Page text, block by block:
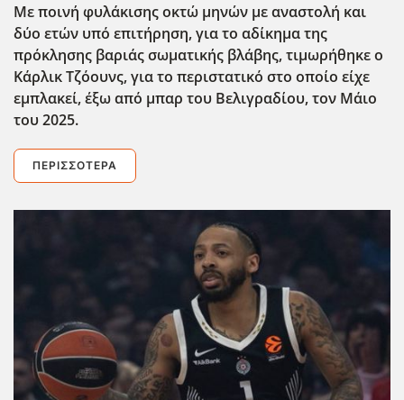
Με ποινή φυλάκισης οκτώ μηνών με αναστολή και
δύο ετών υπό επιτήρηση, για το αδίκημα της
πρόκλησης βαριάς σωματικής βλάβης, τιμωρήθηκε ο
Κάρλικ Τζόουνς, για το περιστατικό στο οποίο είχε
εμπλακεί, έξω από μπαρ του Βελιγραδίου, τον Μάιο
του 2025.
ΠΕΡΙΣΣΌΤΕΡΑ